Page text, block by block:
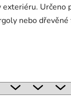
exteriéru. Určeno
nebo dřevěné